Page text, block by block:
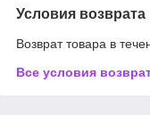
Условия возврата
Возврат товара в
Все условия